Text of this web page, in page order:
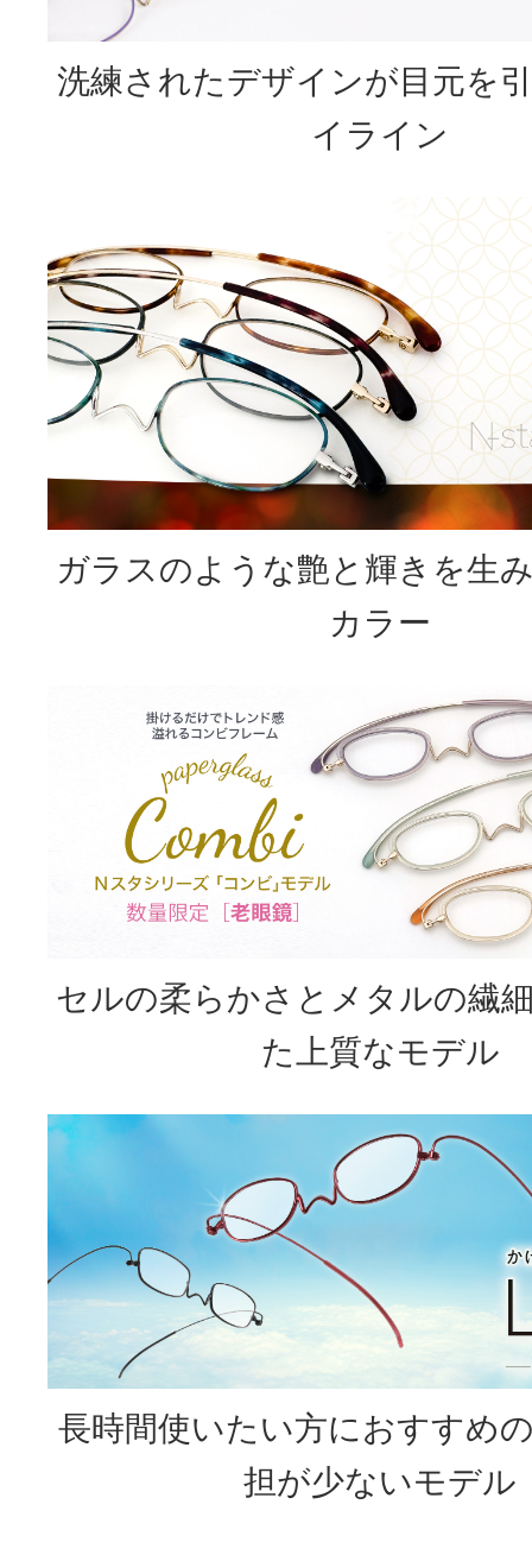
洗練されたデザインが目元を
イライン
ガラスのような艶と輝きを生
カラー
セルの柔らかさとメタルの繊
た上質なモデル
長時間使いたい方におすすめ
担が少ないモデル